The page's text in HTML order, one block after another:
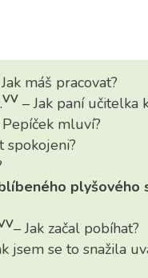
máš pracovat?
.VV – Jak paní učitelka
Pepíček mluví?
spokojeni?
plyšového
– Jak začal pobíhat?
jsem se to snažila